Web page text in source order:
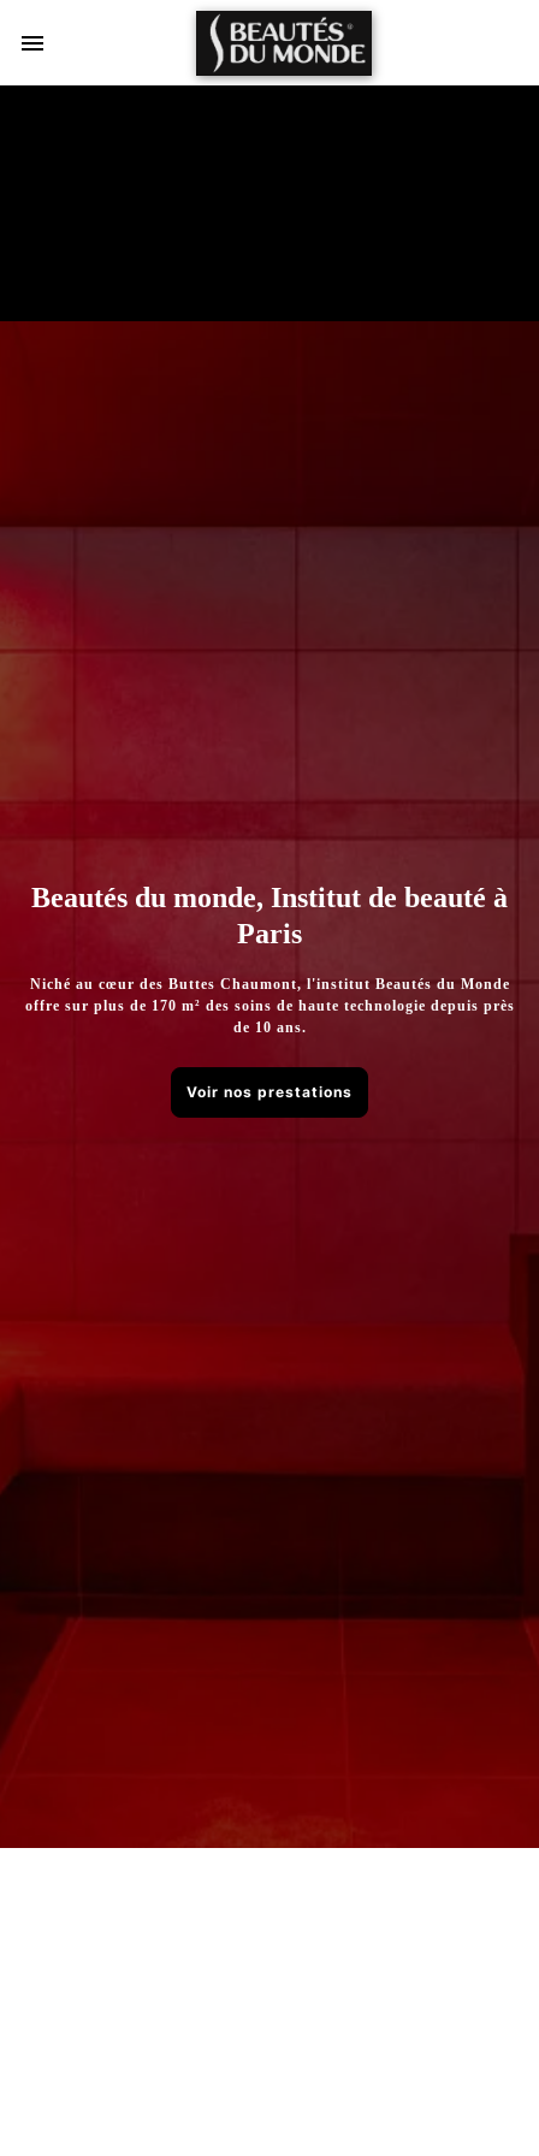
Beautés du monde, Institut de beauté à
Paris
Niché au cœur des Buttes Chaumont, l'institut Beautés du Monde
offre sur plus de 170 m² des soins de haute technologie depuis près
de 10 ans.
Voir nos prestations